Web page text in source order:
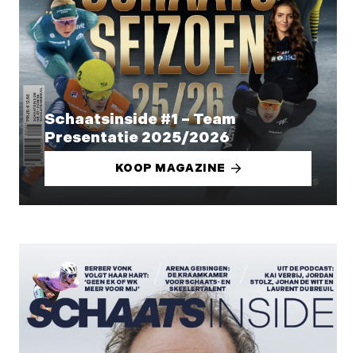
Schaatsinside #1 – Team
Presentatie 2025/2026
KOOP MAGAZINE